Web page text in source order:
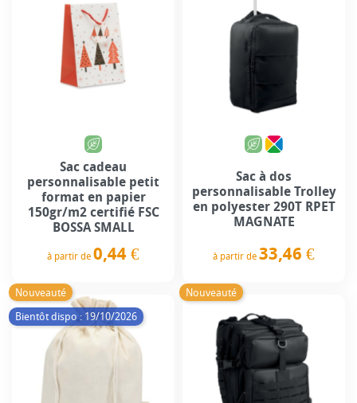
Sac cadeau
personnalisable petit
format en papier
150gr/m2 certifié FSC
BOSSA SMALL
à partir de 0,44 €
Sac à dos
personnalisable Trolley
en polyester 290T RPET
MAGNATE
à partir de 33,46 €
Nouveauté
Bientôt dispo : 19/10/2026
Nouveauté